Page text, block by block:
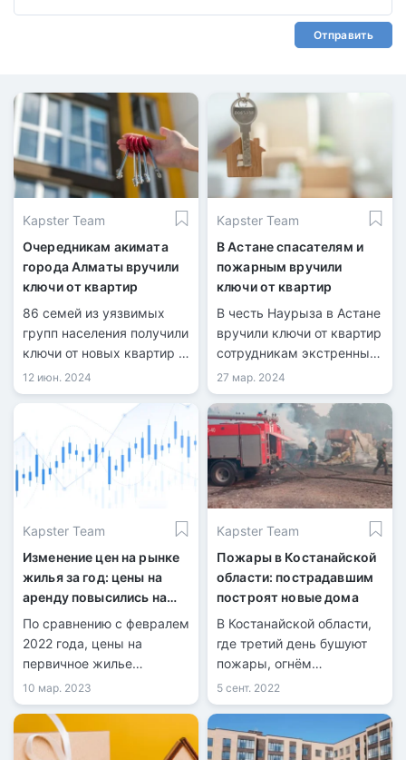
Отправить
Kapster Team
Очередникам акимата
города Алматы вручили
ключи от квартир
86 семей из уязвимых
групп населения получили
ключи от новых квартир в
20 домах ЖК «Медеу
Сити».
12 июн. 2024
Kapster Team
В Астане спасателям и
пожарным вручили
ключи от квартир
В честь Наурыза в Астане
вручили ключи от квартир
сотрудникам экстренных
служб, включая
пожарных, спасателей и
командиров отделений
Службы пожаротушения и
аварийно-спасательных
работ.
27 мар. 2024
Kapster Team
Изменение цен на рынке
жилья за год: цены на
аренду повысились на
33,8%
По сравнению с февралем
2022 года, цены на
первичное жилье
возросли на 14%, на
вторичное - 14%, а
арендная плата
повысилась на целые
10 мар. 2023
Kapster Team
Пожары в Костанайской
области: пострадавшим
построят новые дома
В Костанайской области,
где третий день бушуют
пожары, огнём
разрушено 108 домов в
сёлах Озёрное, Лесное и
больше всего: 98
5 сент. 2022